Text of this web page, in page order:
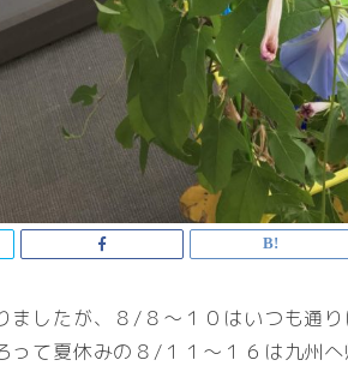
ましたが、８/８～１０はいつも通
って夏休みの８/１１～１６は九州へ